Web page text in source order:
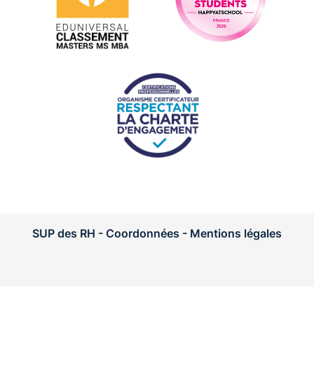
SUP des RH - Coordonnées - Mentions légales